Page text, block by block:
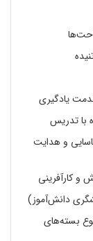
ها
با تدریس
و هدایت
دانشآموز)
بستههای